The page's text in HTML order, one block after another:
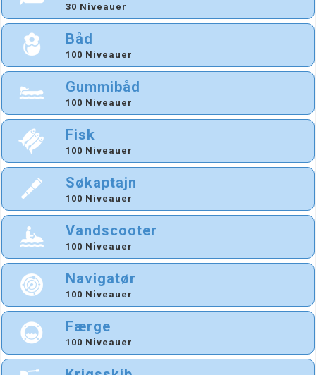
30 Niveauer
Båd
100 Niveauer
Gummibåd
100 Niveauer
Fisk
100 Niveauer
Søkaptajn
100 Niveauer
Vandscooter
100 Niveauer
Navigatør
100 Niveauer
Færge
100 Niveauer